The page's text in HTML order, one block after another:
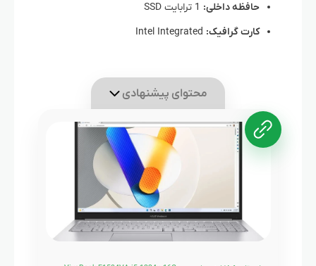
حافظه داخلی:
کارت گرافیک:
محتوای پیشنهادی